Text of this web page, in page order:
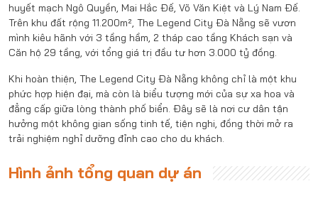
huyết mạch Ngô Quyền, Mai Hắc Đế, Võ Văn Kiệt và Lý Nam Đế.
Trên khu đất rộng 11.200m², The Legend City Đà Nẵng sẽ vươn
mình kiêu hãnh với 3 tầng hầm, 2 tháp cao tầng Khách sạn và
Căn hộ 29 tầng, với tổng giá trị đầu tư hơn 3.000 tỷ đồng.
Khi hoàn thiện, The Legend City Đà Nẵng không chỉ là một khu
phức hợp hiện đại, mà còn là biểu tượng mới của sự xa hoa và
đẳng cấp giữa lòng thành phố biển. Đây sẽ là nơi cư dân tận
hưởng một không gian sống tinh tế, tiện nghi, đồng thời mở ra
trải nghiệm nghỉ dưỡng đỉnh cao cho du khách.
Hình ảnh tổng quan dự án